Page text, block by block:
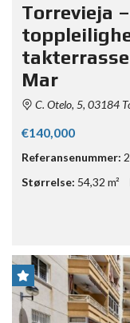
Torrevieja
Mar
C. Otelo, 5, 03184
€140,000
Referansenummer:
Størrelse: 54,32 m²